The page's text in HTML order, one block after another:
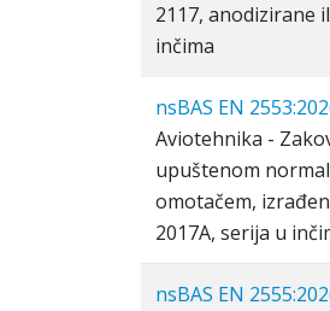
2117, anodizirane
inčima
nsBAS EN
Aviotehnika -
upuštenom
omotačem,
2017A, serija u
nsBAS EN